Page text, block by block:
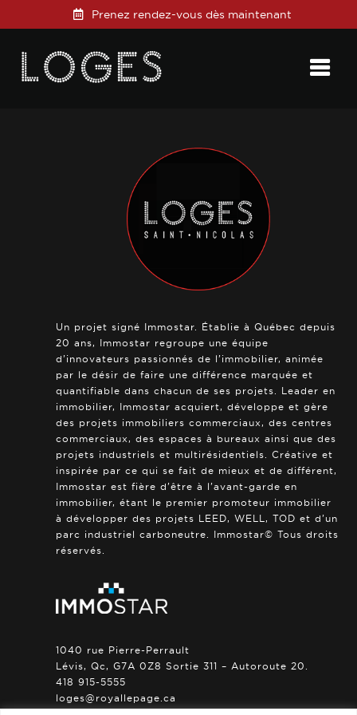
Prenez rendez-vous dès maintenant
Un projet signé Immostar. Établie à Québec depuis
20 ans, Immostar regroupe une équipe
d’innovateurs passionnés de l’immobilier, animée
par le désir de faire une différence marquée et
quantifiable dans chacun de ses projets. Leader en
immobilier, Immostar acquiert, développe et gère
des projets immobiliers commerciaux, des centres
commerciaux, des espaces à bureaux ainsi que des
projets industriels et multirésidentiels. Créative et
inspirée par ce qui se fait de mieux et de différent,
Immostar est fière d’être à l’avant-garde en
immobilier, étant le premier promoteur immobilier
à développer des projets LEED, WELL, TOD et d’un
parc industriel carboneutre. Immostar© Tous droits
réservés.
1040 rue Pierre-Perrault
Lévis, Qc, G7A 0Z8 Sortie 311 – Autoroute 20.
418 915-5555
loges@royallepage.ca